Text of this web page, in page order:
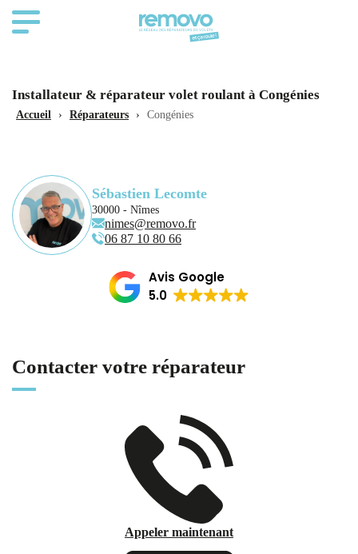
Installateur & réparateur volet roulant à Congénies
Accueil › Réparateurs › Congénies
Sébastien Lecomte
30000 - Nîmes
nimes@removo.fr
06 87 10 80 66
Avis Google
5.0
Contacter votre réparateur
Appeler maintenant